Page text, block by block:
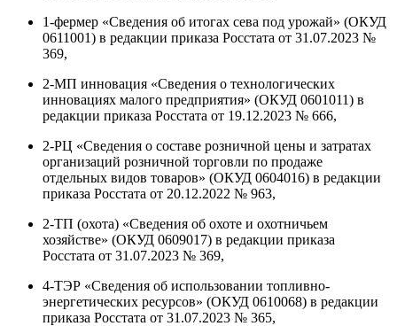
1-фермер «Сведения об итогах сева под урожай» (ОКУД
0611001) в редакции приказа Росстата от 31.07.2023 №
369,
2-МП инновация «Сведения о технологических
инновациях малого предприятия» (ОКУД 0601011) в
редакции приказа Росстата от 19.12.2023 № 666,
2-РЦ «Сведения о составе розничной цены и затратах
организаций розничной торговли по продаже
отдельных видов товаров» (ОКУД 0604016) в редакции
приказа Росстата от 20.12.2022 № 963,
2-ТП (охота) «Сведения об охоте и охотничьем
хозяйстве» (ОКУД 0609017) в редакции приказа
Росстата от 31.07.2023 № 369,
4-ТЭР «Сведения об использовании топливно-
энергетических ресурсов» (ОКУД 0610068) в редакции
приказа Росстата от 31.07.2023 № 365,